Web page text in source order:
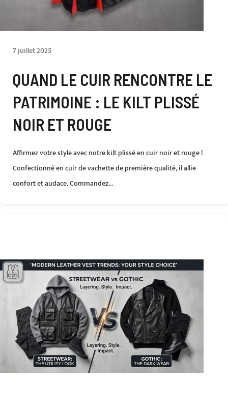
7 juillet 2025
QUAND LE CUIR RENCONTRE LE
PATRIMOINE : LE KILT PLISSÉ
NOIR ET ROUGE
Affirmez votre style avec notre kilt plissé en cuir noir et rouge !
Confectionné en cuir de vachette de première qualité, il allie
confort et audace. Commandez...